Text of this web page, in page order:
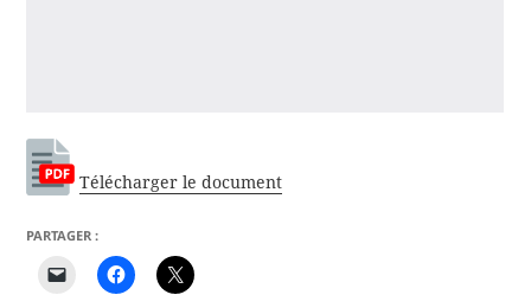
Télécharger le document
PARTAGER :